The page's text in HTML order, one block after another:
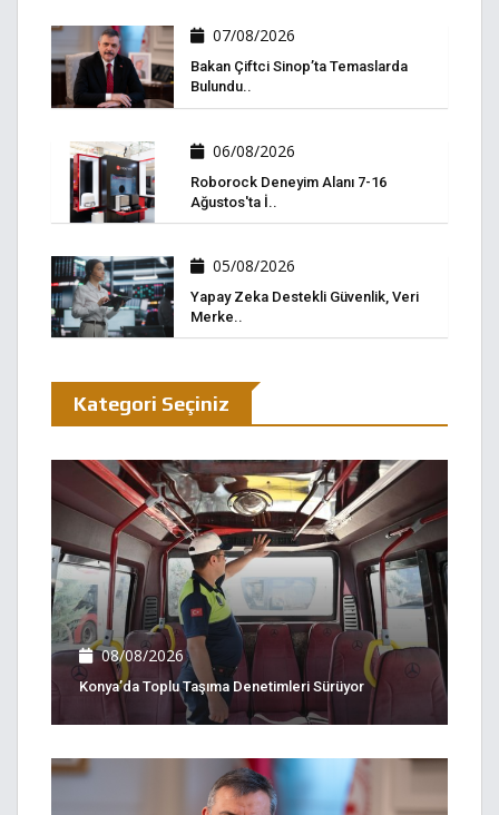
07/08/2026
Bakan Çiftci Sinop’ta Temaslarda
Bulundu..
06/08/2026
Roborock Deneyim Alanı 7-16
Ağustos'ta İ..
05/08/2026
Yapay Zeka Destekli Güvenlik, Veri
Merke..
Kategori Seçiniz
08/08/2026
Konya’da Toplu Taşıma Denetimleri Sürüyor